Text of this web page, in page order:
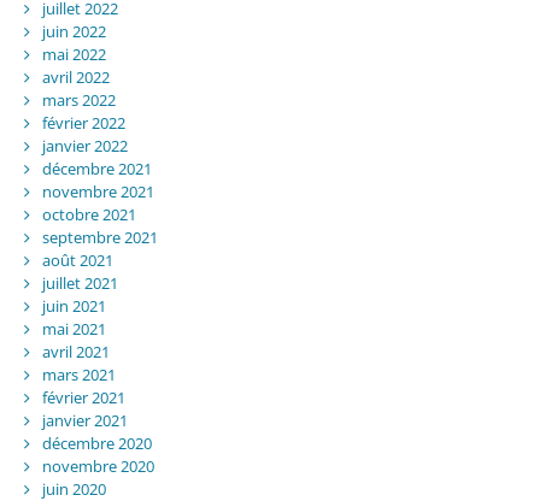
juillet 2022
juin 2022
mai 2022
avril 2022
mars 2022
février 2022
janvier 2022
décembre 2021
novembre 2021
octobre 2021
septembre 2021
août 2021
juillet 2021
juin 2021
mai 2021
avril 2021
mars 2021
février 2021
janvier 2021
décembre 2020
novembre 2020
juin 2020